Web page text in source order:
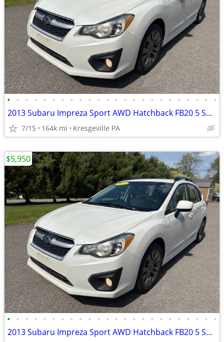
• • • • • • • • • • • • • • • • • • • • • • • •
2013 Subaru Impreza Sport AWD Hatchback FB20 5 Speed MT Gas Saver!
7/15 164k mi Kresgeville PA
• • • • • • • • • • • • • • • • • • • • • • • •
2013 Subaru Impreza Sport AWD Hatchback FB20 5 Speed MT Gas Saver!
$5,950